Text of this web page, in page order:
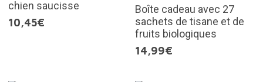
chien saucisse
10,45€
Boîte cadeau avec 27
sachets de tisane et de
fruits biologiques
14,99€